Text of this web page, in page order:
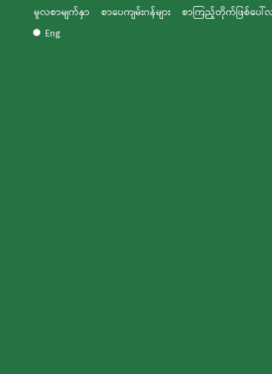
မူလစာမျက်နှာ စာပေကျမ်းဂန်များ
စာကြည့်တိုက်ဖြစ်ပေါ်
Eng